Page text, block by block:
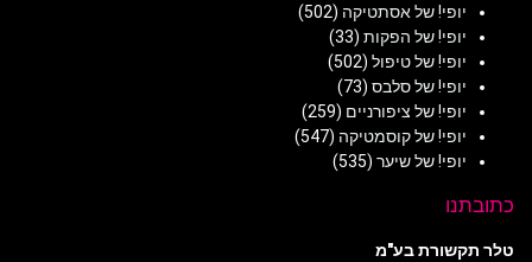
יופי! של אסתטיקה (502)
יופי! של הפקות (33)
יופי! של טיפול (502)
יופי! של סלבס (73)
יופי! של ציפורניים (259)
יופי! של קוסמטיקה (547)
יופי! של שיער (535)
כתובתנו
טלר תקשורת בע"מ